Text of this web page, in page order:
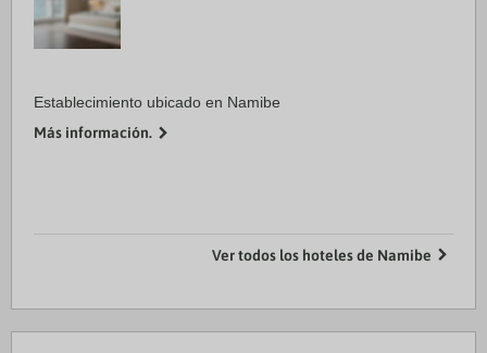
Establecimiento ubicado en Namibe
Más información.
Ver todos los hoteles de Namibe